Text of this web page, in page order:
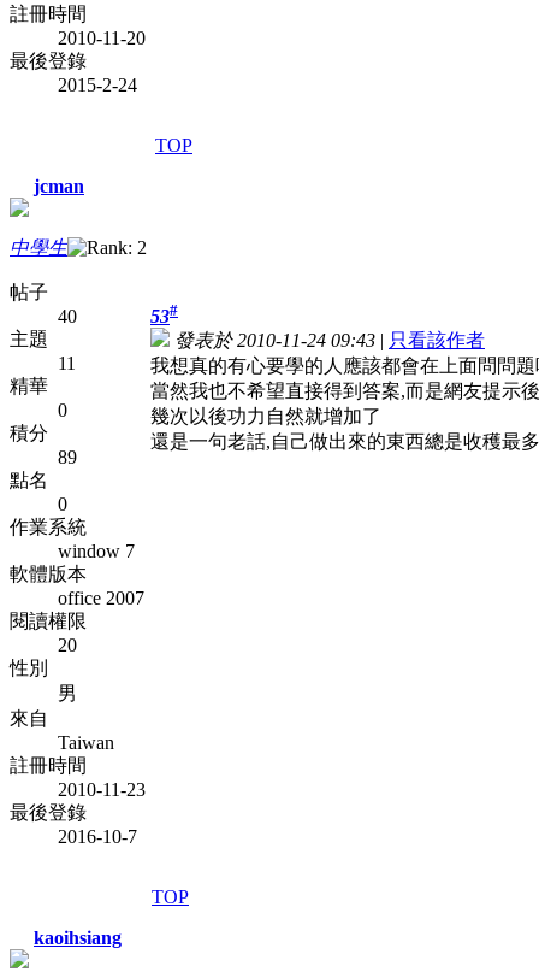
註冊時間
2010-11-20
最後登錄
2015-2-24
TOP
jcman
中學生
帖子
40
主題
11
精華
0
積分
89
點名
0
作業系統
window 7
軟體版本
office 2007
閱讀權限
20
性別
男
來自
Taiwan
註冊時間
2010-11-23
最後登錄
2016-10-7
53#
發表於 2010-11-24 09:43 | 只看該作者
我想真的有心要學的人應該都會在上面問問
當然我也不希望直接得到答案,而是網友提示
幾次以後功力自然就增加了
還是一句老話,自己做出來的東西總是收穫最
TOP
kaoihsiang